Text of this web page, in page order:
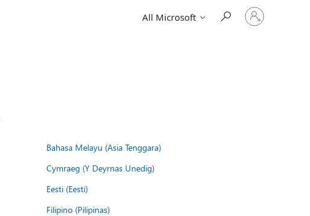
All Microsoft
Sign
in
Bahasa Melayu (Asia Tenggara)
Cymraeg (Y Deyrnas Unedig)
Eesti (Eesti)
Filipino (Pilipinas)